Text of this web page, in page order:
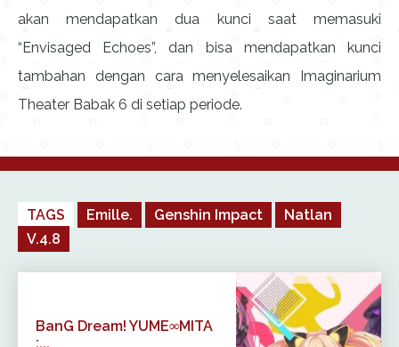
akan mendapatkan dua kunci saat memasuki
“Envisaged Echoes”, dan bisa mendapatkan kunci
tambahan dengan cara menyelesaikan Imaginarium
Theater Babak 6 di setiap periode.
TAGS Emille. Genshin Impact
Natlan
V.4.8
BanG Dream! YUME∞MITA
:...